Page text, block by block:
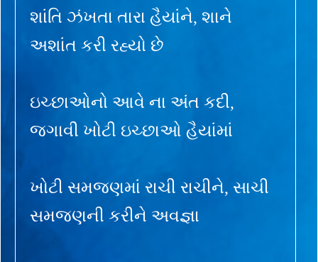
શાંતિ ઝંખતા તારા હૈયાંને, શાને
અશાંત કરી રહ્યો છે
ઇચ્છાઓનો આવે ના અંત કદી,
જગાવી ખોટી ઇચ્છાઓ હૈયાંમાં
ખોટી સમજણમાં રાચી રાચીને, સાચી
સમજણની કરીને અવજ્ઞા